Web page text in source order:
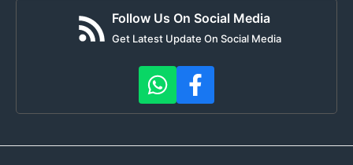
Follow Us On Social Media
Get Latest Update On Social Media